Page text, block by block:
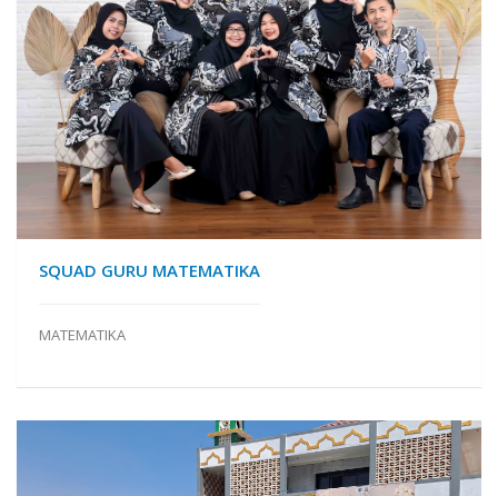
SQUAD GURU MATEMATIKA
MATEMATIKA